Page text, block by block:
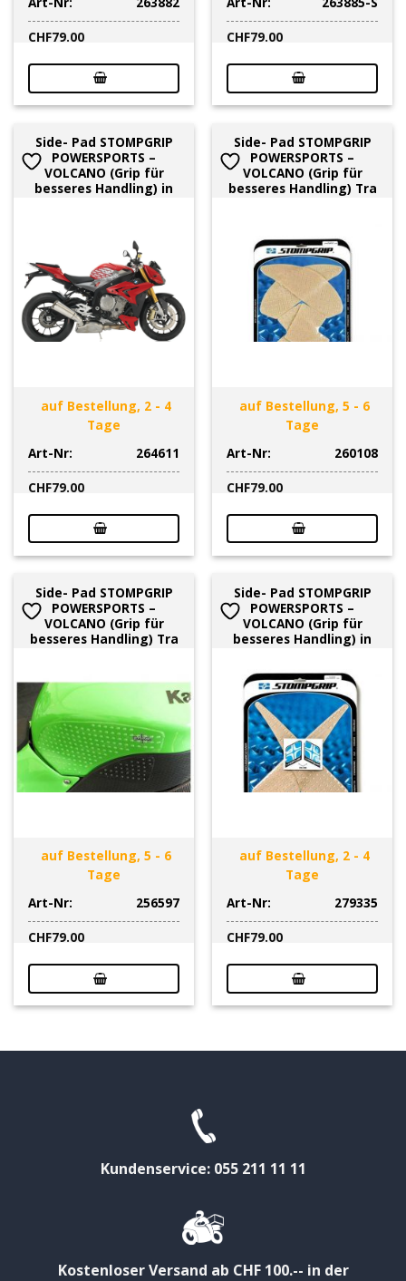
CHF79.00
CHF79.00
Side- Pad STOMPGRIP
POWERSPORTS –
VOLCANO (Grip für
besseres Handling) in
auf Bestellung, 2 - 4
Tage
Art-Nr:
264611
CHF79.00
Side- Pad STOMPGRIP
POWERSPORTS –
VOLCANO (Grip für
besseres Handling) Tra
auf Bestellung, 5 - 6
Tage
Art-Nr:
260108
CHF79.00
Side- Pad STOMPGRIP
POWERSPORTS –
VOLCANO (Grip für
besseres Handling) Tra
auf Bestellung, 5 - 6
Tage
Art-Nr:
256597
CHF79.00
Side- Pad STOMPGRIP
POWERSPORTS –
VOLCANO (Grip für
besseres Handling) in
auf Bestellung, 2 - 4
Tage
Art-Nr:
279335
CHF79.00
Kundenservice: 055 211 11 11
Kostenloser Versand ab CHF 100.-- in der